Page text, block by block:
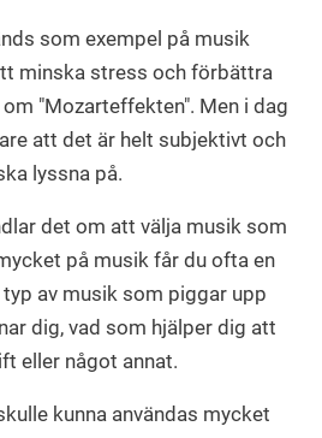
som exempel på musik
minska stress och förbättra
"Mozarteffekten". Men i dag
att det är helt subjektivt och
lyssna på.
det om att välja musik som
på musik får du ofta en
av musik som piggar upp
dig, vad som hjälper dig att
eller något annat.
kunna användas mycket